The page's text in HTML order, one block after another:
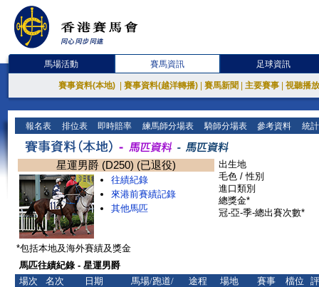
馬場活動 賽馬資訊 足球資訊
賽事資料(本地) 賽事資料(越洋轉播) 賽馬新聞 主要賽事 視聽播
報名表 排位表 即時賠率 練馬師分場表 騎師分場表 參考資料 統
星運男爵 (D250) (已退役)
往績紀錄
來港前賽績記錄
其他馬匹
出生地
毛色 / 性別
進口類別
總獎金*
冠-亞-季-總出賽次數*
*包括本地及海外賽績及獎金
馬匹往績紀錄 - 星運男爵
場次
名次 日期
馬場/跑道/
途程
場地
賽事
檔位
評